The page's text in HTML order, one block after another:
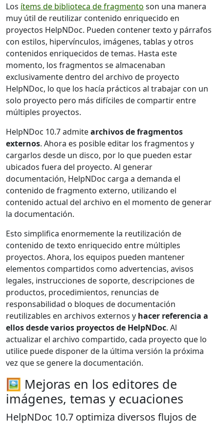
Los ítems de biblioteca de fragmento son una manera
muy útil de reutilizar contenido enriquecido en
proyectos HelpNDoc. Pueden contener texto y párrafos
con estilos, hipervínculos, imágenes, tablas y otros
contenidos enriquecidos de temas. Hasta este
momento, los fragmentos se almacenaban
exclusivamente dentro del archivo de proyecto
HelpNDoc, lo que los hacía prácticos al trabajar con un
solo proyecto pero más difíciles de compartir entre
múltiples proyectos.
HelpNDoc 10.7 admitearchivos de fragmentos
externos. Ahora es posible editar los fragmentos y
cargarlos desde un disco, por lo que pueden estar
ubicados fuera del proyecto. Al generar
documentación, HelpNDoc carga a demanda el
contenido de fragmento externo, utilizando el
contenido actual del archivo en el momento de generar
la documentación.
Esto simplifica enormemente la reutilización de
contenido de texto enriquecido entre múltiples
proyectos. Ahora, los equipos pueden mantener
elementos compartidos como advertencias, avisos
legales, instrucciones de soporte, descripciones de
productos, procedimientos, renuncias de
responsabilidad o bloques de documentación
reutilizables en archivos externos y hacer referencia a
ellos desde varios proyectos de HelpNDoc. Al
actualizar el archivo compartido, cada proyecto que lo
utilice puede disponer de la última versión la próxima
vez que se genere la documentación.
🖼️ Mejoras en los editores de
imágenes, temas y ecuaciones
HelpNDoc 10.7 optimiza diversos flujos de